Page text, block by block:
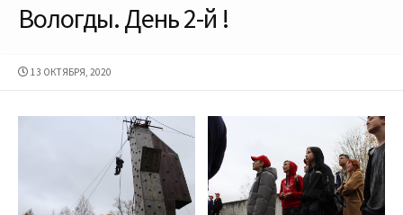
Вологды. День 2-й !
ДАТА
13 ОКТЯБРЯ, 2020